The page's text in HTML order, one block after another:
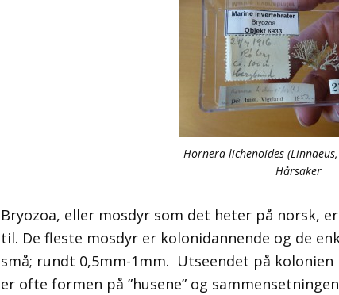
Hornera lichenoides
Hårsaker
Bryozoa, eller mosdyr som det heter på norsk,
til. De fleste mosdyr er kolonidannende og de
små; rundt 0,5mm-1mm. Utseendet på
er ofte formen på ”husene” og